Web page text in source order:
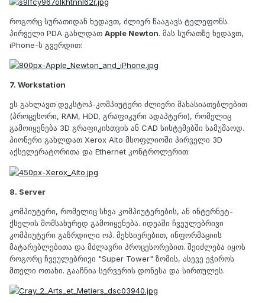
როგორც სურათიდან ხედავთ, ძლიერ წააგავს ტელეფონს.
პირველი PDA გახლდათ Apple Newton. მას სურათზე ხედავთ,
iPhone-ს გვერდით:
7. Workstation
ეს გახლავთ დეკსტოპ-კომპიუტერი ძლიერი მახასიათებლებით
(პროცესორი, RAM, HDD, გრაფიკური ადაპტერი), რომელიც
გამოიყენება 3D გრაფიკისთვის ან CAD სისტემებში სამუშაოდ.
პიონერი გახლდათ Xerox Alto მსოფლიოში პირველი 3D
აქსელერატორითა და Ethernet კონტროლერით:
8. Server
კომპიუტერი, რომელიც სხვა კომპიუტერების, ან ინტერნეტ-
ქსელის მომსახურედ გამოიყენება. იდეაში ჩვეულებრივი
კომპიუტერი გაზრდილი ოპ. მეხსიერებით, ინფორმაციის
მატარებლებითა და მძლავრი პროცესორებით. შეიძლება იყოს
როგორც ჩვეულებრივი "Super Tower" ზომის, ასევე ეჭიროს
მთელი ოთახი. გააჩნია სერვერის დონესა და სირთულეს.